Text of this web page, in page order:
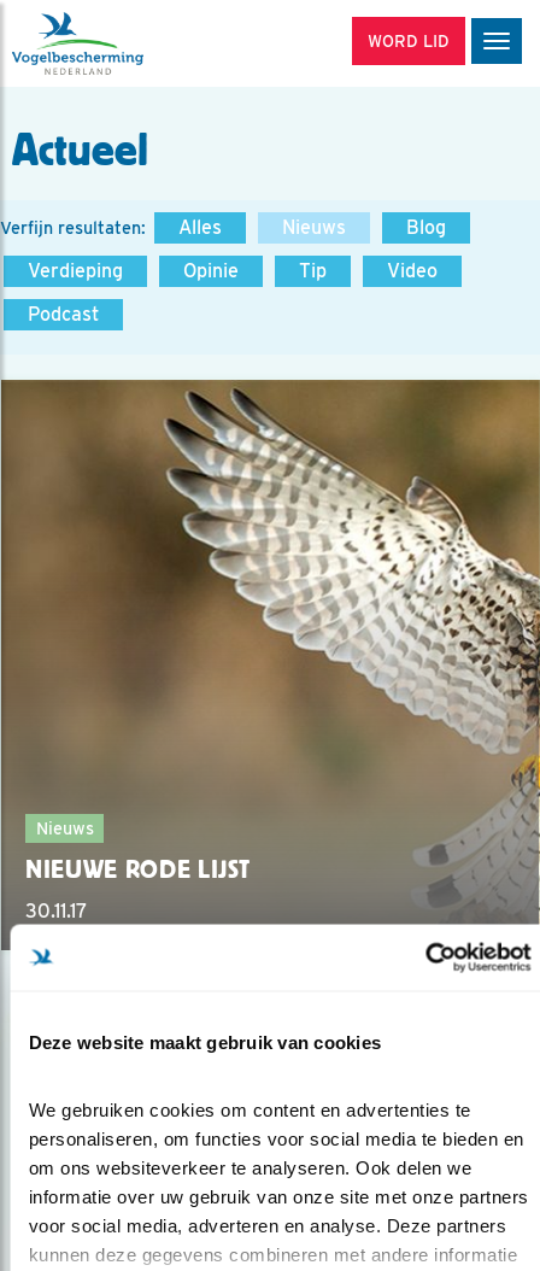
Deze website maakt gebruik van cookies
We gebruiken cookies om content en advertenties te
personaliseren, om functies voor social media te bieden en
om ons websiteverkeer te analyseren. Ook delen we
informatie over uw gebruik van onze site met onze partners
voor social media, adverteren en analyse. Deze partners
kunnen deze gegevens combineren met andere informatie
WORD LID
Actueel
Verfijn resultaten: Alles Nieuws
Blog
Verdieping
Opinie Tip
Video
Podcast
Nieuws
NIEUWE RODE LIJST
30.11.17
Op de hoogte blijven?
Meld je aan en ontvang nieuws, inspiratie, acties en tips
over vogels en activiteiten van Vogelbescherming.